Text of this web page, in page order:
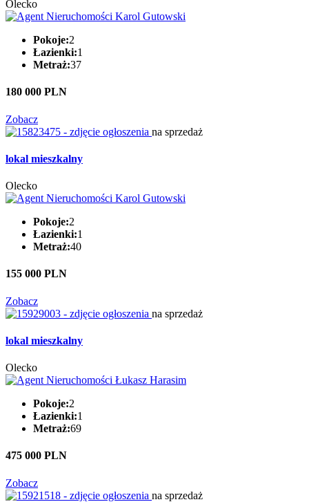
Olecko
Pokoje:2
Łazienki:1
Metraż:37
180 000 PLN
Zobacz
na sprzedaż
lokal mieszkalny
Olecko
Pokoje:2
Łazienki:1
Metraż:40
155 000 PLN
Zobacz
na sprzedaż
lokal mieszkalny
Olecko
Pokoje:2
Łazienki:1
Metraż:69
475 000 PLN
Zobacz
na sprzedaż